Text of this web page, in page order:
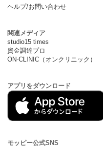
ヘルプ/お問い合わせ
関連メディア
studio15 times
資金調達プロ
ON-CLINIC（オンクリニック）
アプリをダウンロード
モッピー公式SNS